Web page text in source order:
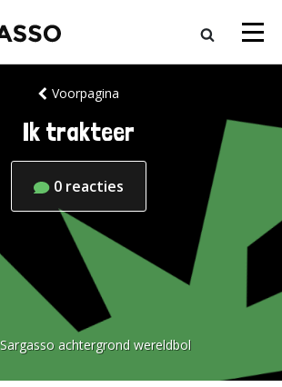
Voorpagina
Ik trakteer
0 reacties
Sargasso achtergrond wereldbol